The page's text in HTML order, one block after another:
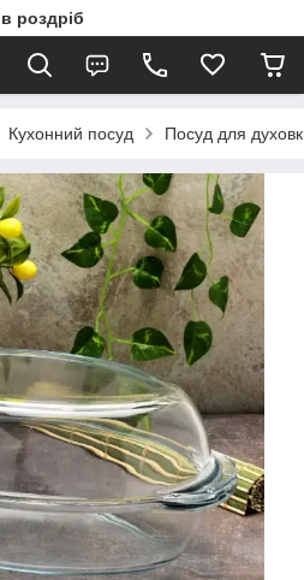
роздріб
Кухонний посуд Посуд для